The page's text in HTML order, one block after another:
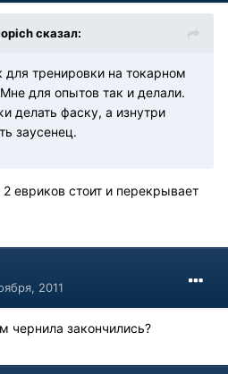
сказал:
для тренировки на токарном
для опытов так и делали.
делать фаску, а изнутри
заусенец.
евриков стоит и перекрывает
2011
закончились?